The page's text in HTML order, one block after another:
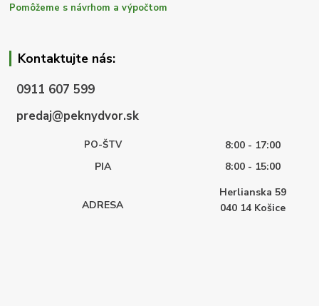
Pomôžeme s návrhom a výpočtom
Kontaktujte nás:
0911 607 599
predaj@peknydvor.sk
PO-ŠTV
8:00 - 17:00
PIA
8:00 - 15:00
ADRESA
Herlianska 59
040 14 Košice